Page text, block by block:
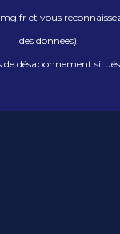
et vous
des données).
désabonnement